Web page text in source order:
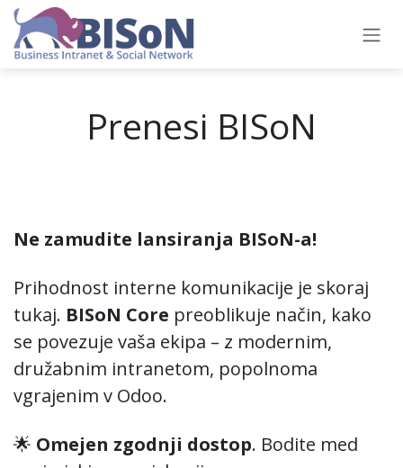
Skip to Content
Prenesi BISoN
Ne zamudite lansiranja BISoN-a!
Prihodnost interne komunikacije je skoraj
tukaj. BISoN Core preoblikuje način, kako
se povezuje vaša ekipa – z modernim,
družabnim intranetom, popolnoma
vgrajenim v Odoo.
🌟 Omejen zgodnji dostop. Bodite med